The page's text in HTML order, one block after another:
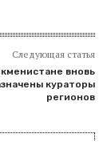
Следующая статья
вновь
кураторы
регионов